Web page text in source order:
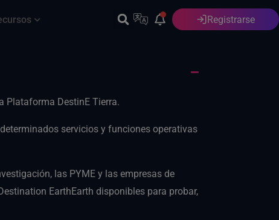
Español Registrarse
Plataforma DestinE Tierra.
servicios y funciones operativas
las PYME y las empresas de
EarthEarth disponibles para probar,